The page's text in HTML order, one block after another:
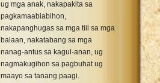
ug mga anak, nakapakita sa
pagkamaabiabihon,
nakapanghugas sa mga tiil sa mga
balaan, nakatabang sa mga
nanag-antus sa kagul-anan, ug
nagmakugihon sa pagbuhat ug
maayo sa tanang paagi.